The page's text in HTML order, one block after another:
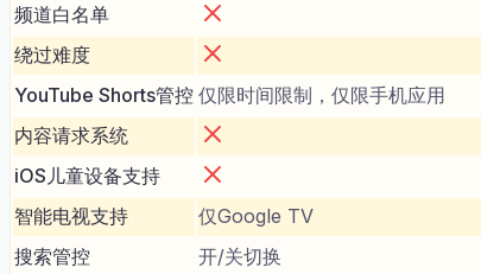
频道白名单
绕过难度
YouTube Shorts管控 仅限时间限制，仅限手机应用
内容请求系统
iOS儿童设备支持
智能电视支持
仅Google TV
搜索管控
开/关切换